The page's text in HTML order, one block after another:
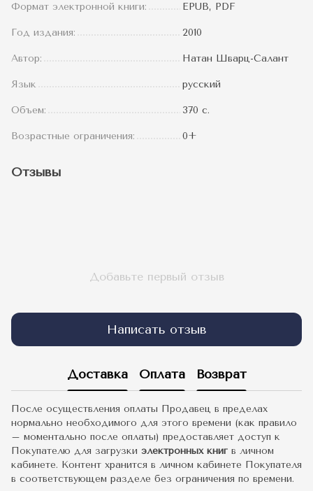
Формат электронной книги: EPUB, PDF
Год издания: 2010
Автор: Натан Шварц-Салант
Язык русский
Объем: 370 с.
Возрастные ограничения: 0+
Отзывы
Добавьте первый отзыв
Написать отзыв
Доставка Оплата Возврат
После осуществления оплаты Продавец в пределах
нормально необходимого для этого времени (как правило
– моментально после оплаты) предоставляет доступ к
Покупателю для загрузки электронных книг в личном
кабинете. Контент хранится в личном кабинете Покупателя
в соответствующем разделе без ограничения по времени.